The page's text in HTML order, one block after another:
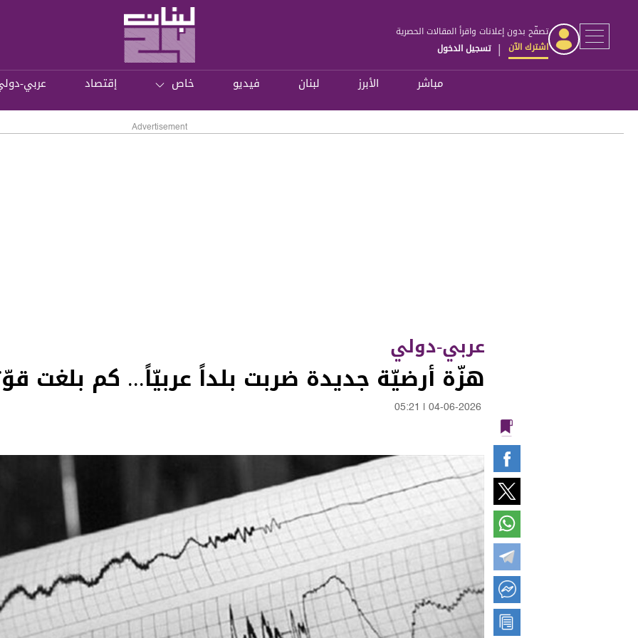
تصفّح بدون إعلانات واقرأ المقالات الحصرية
اشترك الآن | تسجيل الدخول
مباشر الأبرز لبنان فيديو خاص إقتصاد عربي-
Advertisement
عربي-دولي
هزّة أرضيّة جديدة ضربت بلداً عربيّاً... كم بلغت
04-06-2026
05:21